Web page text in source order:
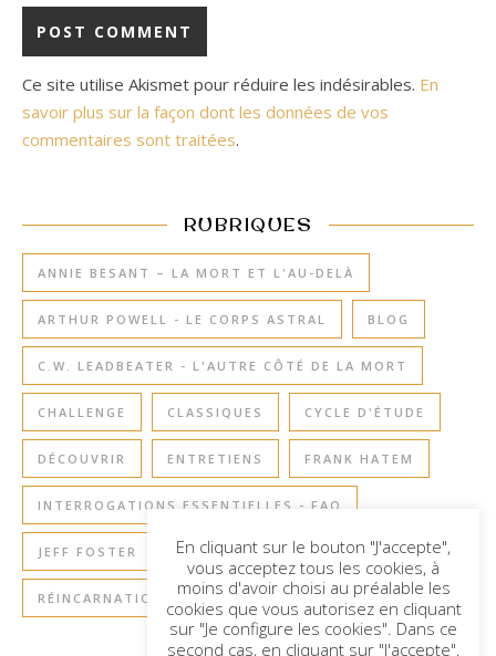
Ce site utilise Akismet pour réduire les indésirables. En
savoir plus sur la façon dont les données de vos
commentaires sont traitées.
RUBRIQUES
ANNIE BESANT – LA MORT ET L'AU-DELÀ
ARTHUR POWELL - LE CORPS ASTRAL BLOG
C.W. LEADBEATER - L'AUTRE CÔTÉ DE LA MORT
CHALLENGE CLASSIQUES CYCLE D'ÉTUDE
DÉCOUVRIR ENTRETIENS FRANK HATEM
INTERROGATIONS ESSENTIELLES - FAQ
JEFF FOSTER RETOURS À LA TERRE
RÉINCARNATION SAGESSE DE L'ÂME
En cliquant sur le bouton "J'accepte",
vous acceptez tous les cookies, à
moins d'avoir choisi au préalable les
cookies que vous autorisez en cliquant
sur "Je configure les cookies". Dans ce
second cas, en cliquant sur "J'accepte",